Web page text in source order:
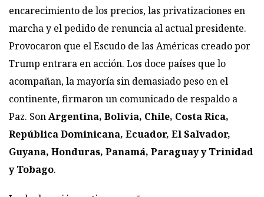
encarecimiento de los precios, las privatizaciones en
marcha y el pedido de renuncia al actual presidente.
Provocaron que el Escudo de las Américas creado por
Trump entrara en acción. Los doce países que lo
acompañan, la mayoría sin demasiado peso en el
continente, firmaron un comunicado de respaldo a
Paz. SonArgentina, Bolivia, Chile, Costa Rica,
República Dominicana, Ecuador, El Salvador,
Guyana, Honduras, Panamá, Paraguay y Trinidad
y Tobago.